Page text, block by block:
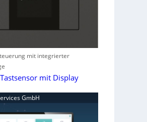
mit integrierter
mit Display
GmbH